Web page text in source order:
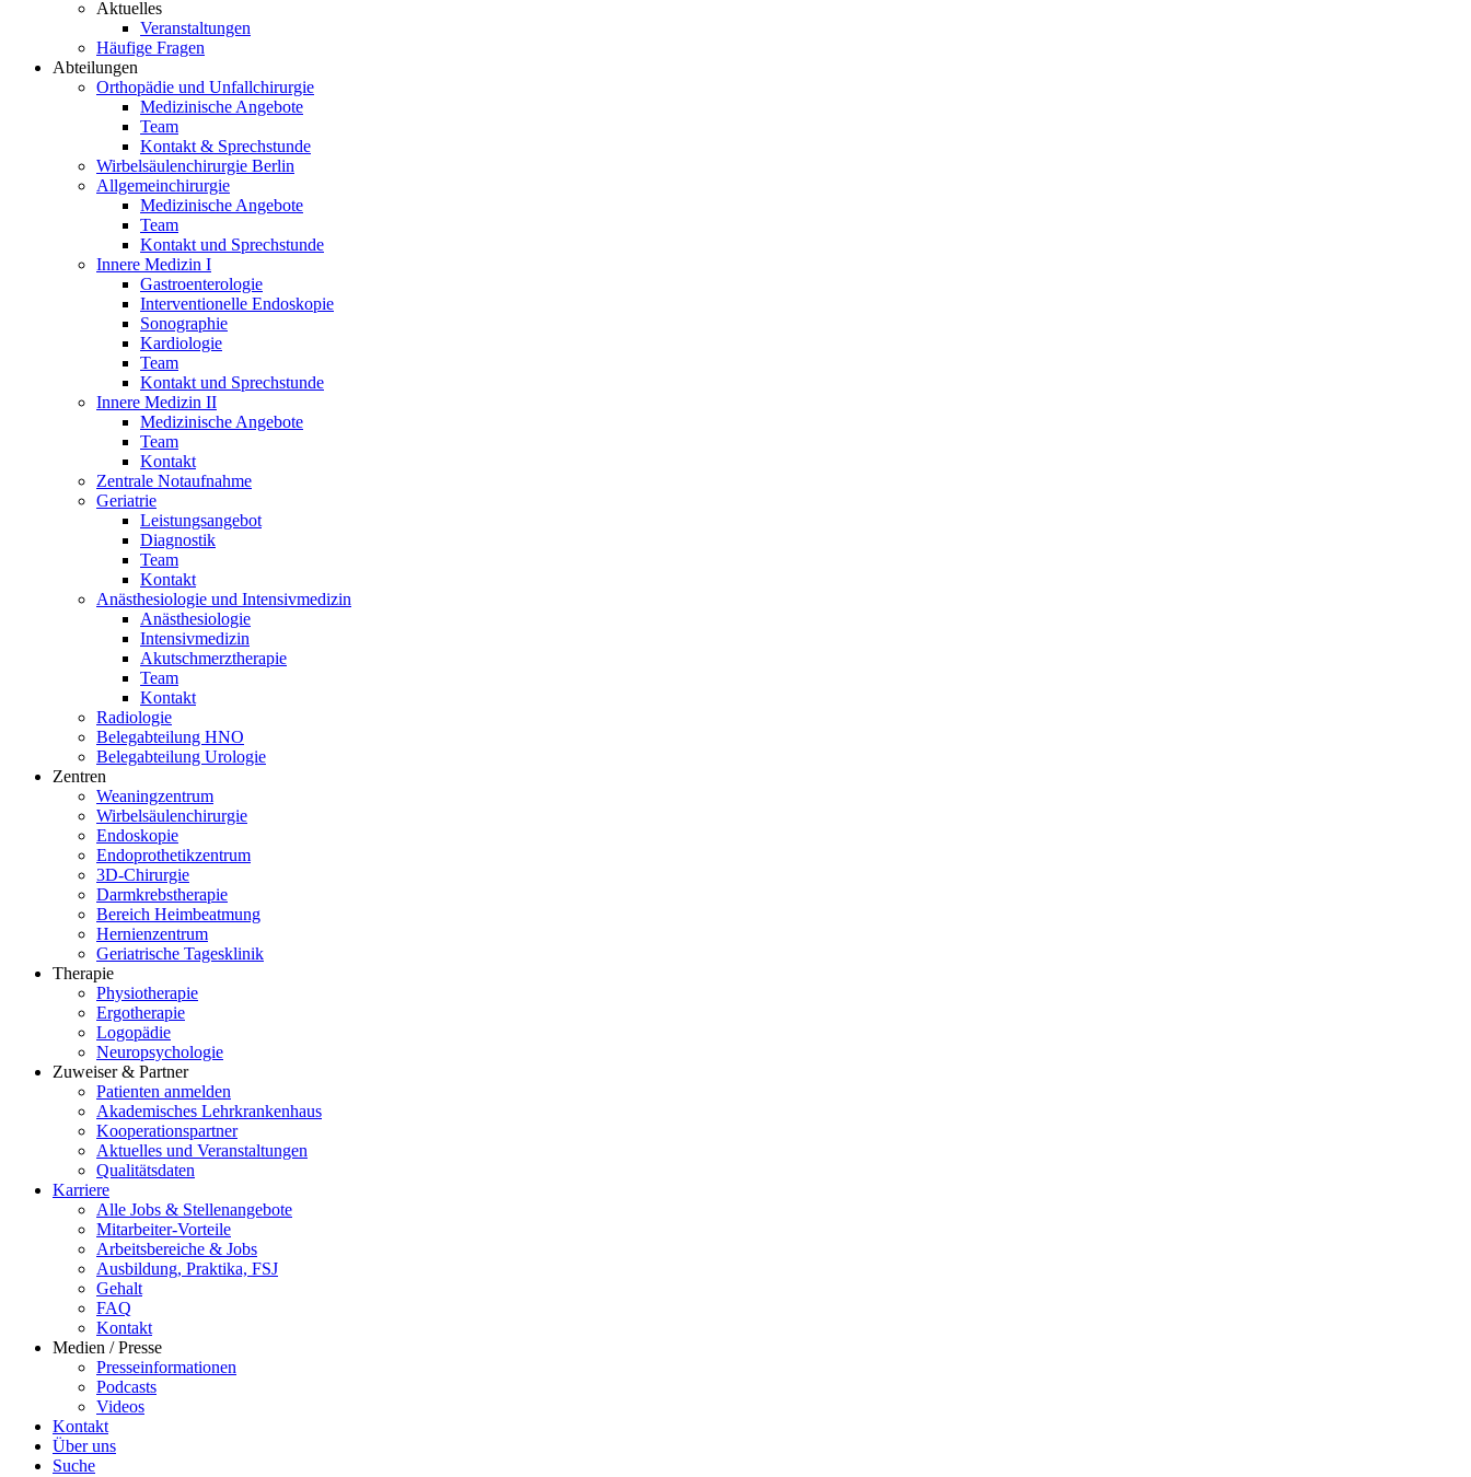
Aktuelles
Veranstaltungen
Häufige Fragen
Abteilungen
Orthopädie und Unfallchirurgie
Medizinische Angebote
Team
Kontakt & Sprechstunde
Wirbelsäulenchirurgie Berlin
Allgemeinchirurgie
Medizinische Angebote
Team
Kontakt und Sprechstunde
Innere Medizin I
Gastroenterologie
Interventionelle Endoskopie
Sonographie
Kardiologie
Team
Kontakt und Sprechstunde
Innere Medizin II
Medizinische Angebote
Team
Kontakt
Zentrale Notaufnahme
Geriatrie
Leistungsangebot
Diagnostik
Team
Kontakt
Anästhesiologie und Intensivmedizin
Anästhesiologie
Intensivmedizin
Akutschmerztherapie
Team
Kontakt
Radiologie
Belegabteilung HNO
Belegabteilung Urologie
Zentren
Weaningzentrum
Wirbelsäulenchirurgie
Endoskopie
Endoprothetikzentrum
3D-Chirurgie
Darmkrebstherapie
Bereich Heimbeatmung
Hernienzentrum
Geriatrische Tagesklinik
Therapie
Physiotherapie
Ergotherapie
Logopädie
Neuropsychologie
Zuweiser & Partner
Patienten anmelden
Akademisches Lehrkrankenhaus
Kooperationspartner
Aktuelles und Veranstaltungen
Qualitätsdaten
Karriere
Alle Jobs & Stellenangebote
Mitarbeiter-Vorteile
Arbeitsbereiche & Jobs
Ausbildung, Praktika, FSJ
Gehalt
FAQ
Kontakt
Medien / Presse
Presseinformationen
Podcasts
Videos
Kontakt
Über uns
Suche